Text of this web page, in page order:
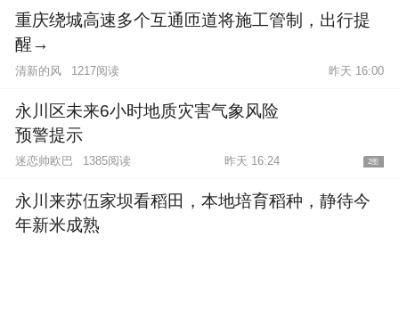
重庆绕城高速多个互通匝道将施工管制，出行提
醒→
清新的风 1217阅读 昨天 16:00
永川区未来6小时地质灾害气象风险
预警提示
2图
迷恋帅欧巴 1385阅读 昨天 16:24
永川来苏伍家坝看稻田，本地培育稻种，静待今
年新米成熟